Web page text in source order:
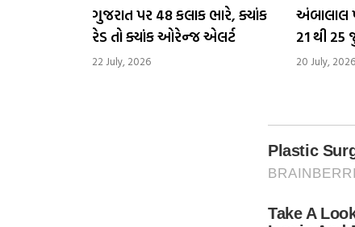
ગુજરાત પર 48 કલાક ભારે, ક્યાંક
રેડ તો ક્યાંક ઓરેન્જ એલર્ટ
22 July, 2026
અંબાલાલ
21 થી 25
20 July, 2026